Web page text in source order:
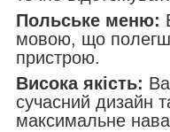
Польське меню:
мовою, що
пристрою.
Висока якість:
сучасний дизайн
максимальне